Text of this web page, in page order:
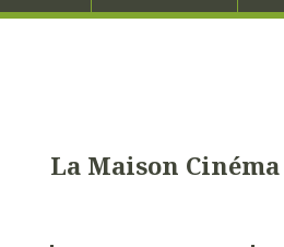
La Maison Cinéma